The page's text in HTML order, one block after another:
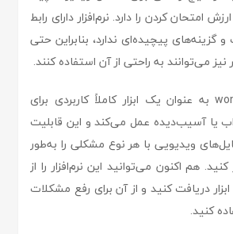
امتحان کردن را دارد. نرم‌افزار دارای رابط
گزینه‌های پیچیده‌ای ندارد، بنابراین حتی
نیز می‌توانند به راحتی از آن استفاده کنند.
wondershare repairit به عنوان یک ابزار کاملاً کاربردی برای
یا آسیب‌دیده عمل می‌کند و این قابلیت
ویدیویی با هر نوع مشکلی را به‌طور
هم اکنون می‌توانید این نرم‌افزار را از
دریافت کنید و از آن برای رفع مشکلات
کنید.